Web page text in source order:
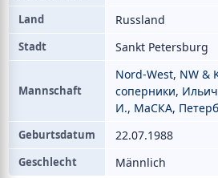
Land Russland
Stadt Sankt Petersburg
Mannschaft
Nord-West, NW &
соперники, Ильич
И., МаСКА,
Geburtsdatum 22.07.1988
Geschlecht Männlich